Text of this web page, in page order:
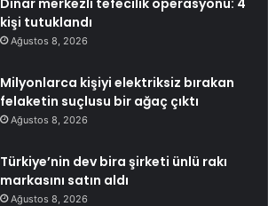
kişi tutuklandı
Ağustos 8, 2026
Milyonlarca kişiyi elektriksiz bırakan
felaketin suçlusu bir ağaç çıktı
Ağustos 8, 2026
Türkiye’nin dev bira şirketi ünlü rakı
markasını satın aldı
Ağustos 8, 2026